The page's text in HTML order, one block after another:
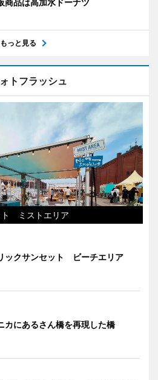
品は高加水ドーナツ
もっと見る
トフラッシュ
ト ミストエリア
ックサンセット ビーチエリア
カにあるさん橋を再現した橋